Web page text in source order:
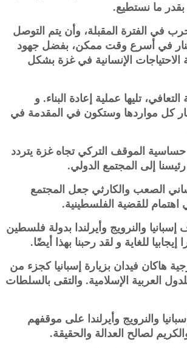
ما نستطيع.‏
في الفترة المقبلة، وأن يتم التوصل
في أسرع وقت ممكن، بفضل جهود
الاحتياجات الإنسانية في غزة بشكل
تليها عملية إعادة البناء. و
كل مواردها وستكون في المقدمة في
الموقف التركي تجاه غزة يتردد
إلى المجتمع الدولي.‏
الصعب والكارثي جعل المجتمع
اهتمام للقضية الفلسطينية.‏
إسبانيا والنرويج وأيرلندا بدولة فلسطين
للغاية و لقد رحبنا بهذا أيضًا.‏
هاكان فيدان بزيارة إسبانيا كجزء من
العربية الإسلامية. والتقى بالسلطات
والنرويج وأيرلندا على موقفهم
لصالح العدالة والحقيقة.‏